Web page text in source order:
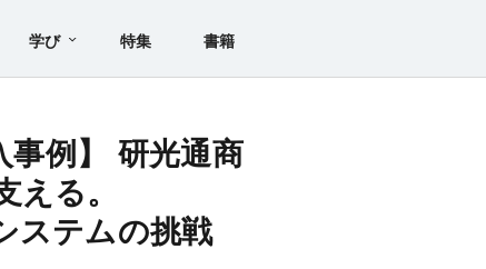
学び 特集 書籍
事例】 研光通商
る。
ステムの挑戦